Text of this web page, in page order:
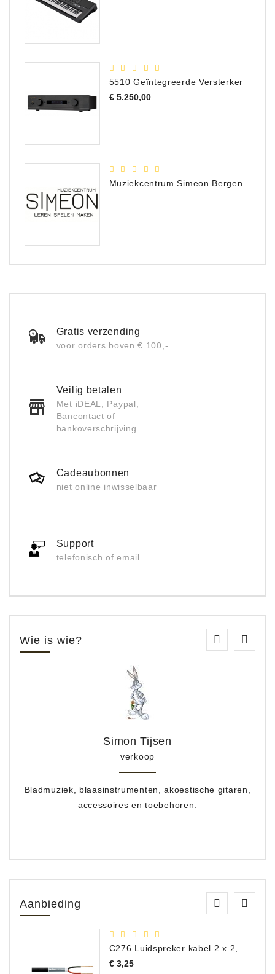
5510 Geïntegreerde Versterker
€ 5.250,00Prijs
Muziekcentrum Simeon Bergen
Gratis verzending
voor orders boven € 100,-
Veilig betalen
Met iDEAL, Paypal,
Bancontact of
bankoverschrijving
Cadeaubonnen
niet online inwisselbaar
Support
telefonisch of email
Wie is wie?
Simon Tijsen
verkoop
Bladmuziek, blaasinstrumenten, akoestische gitaren,
accessoires en toebehoren.
Aanbieding
C276 Luidspreker kabel 2 x 2,50 mm² (per meter)
€ 3,25Prijs